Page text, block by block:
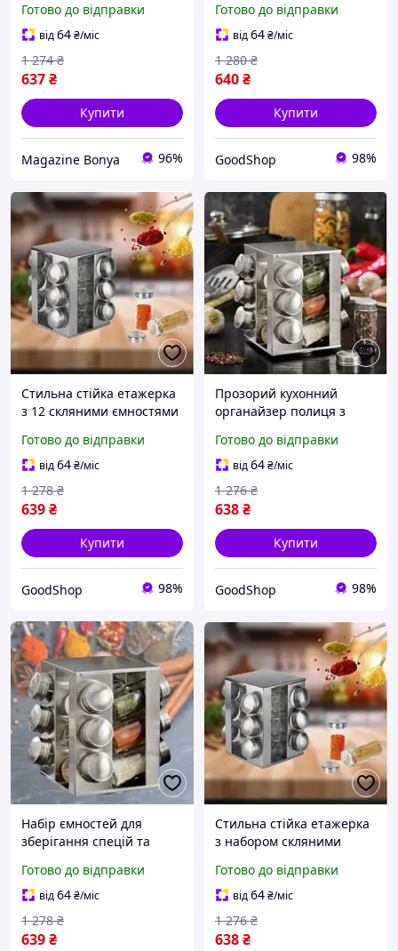
для зручної організації
приправ
Готово до відправки
від64₴/міс
637₴
1 274 ₴
Купити
Magazine Bonya 96%
сталі UNIQUE UN-1302
12в1, практичний
квадратний спецівник
Готово до відправки
від64₴/міс
640₴
1 280 ₴
Купити
GoodShop 98%
Стильна стійка етажерка
з 12 скляними ємностями
зручній квадратній
підставці, набір баночок
для приправ
Готово до відправки
від64₴/міс
639₴
1 278 ₴
Купити
GoodShop 98%
Прозорий кухонний
органайзер полиця з
спецій і приправ на
квадратній підставці,
спецівниця 12в1
Готово до відправки
від64₴/міс
638₴
1 276 ₴
Купити
GoodShop 98%
Набір ємностей для
зберігання спецій та
підставці з нержавіючої
сталі, прозорий кухонний
органайзер 12в1
Готово до відправки
від64₴/міс
639₴
1 278 ₴
Стильна стійка етажерка
з набором скляними
зберігання спецій та
приправ на зручній
квадратній підставці
Готово до відправки
від64₴/міс
638₴
1 276 ₴